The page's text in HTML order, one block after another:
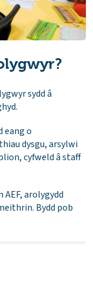
sydd â
eang o
dysgu, arsylwi
cyfweld â staff
arolygydd
Bydd pob